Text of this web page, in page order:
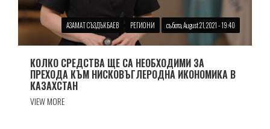
АЗАМАТ СЪЗДЪКБАЕВ РЕГИОНИ събота, August 21, 2021 - 19:40
КОЛКО СРЕДСТВА ЩЕ СА НЕОБХОДИМИ ЗА
ПРЕХОДА КЪМ НИСКОВЪГЛЕРОДНА ИКОНОМИКА В
КАЗАХСТАН
VIEW MORE